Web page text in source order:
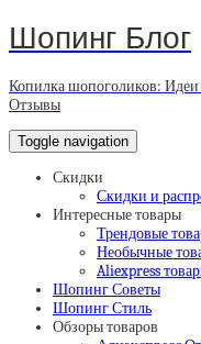
Шопинг Блог
Копилка шопоголиков:
Отзывы
Toggle navigation
Скидки
Скидки и
Интересные товары
Трендовые
Необычные
Aliexpress
Шопинг Советы
Шопинг Стиль
Обзоры товаров